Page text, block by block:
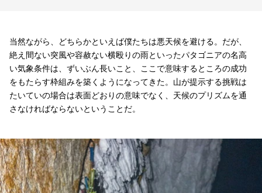
当然ながら、どちらかといえば僕たちは悪天候を避ける。だが、
絶え間ない突風や容赦ない横殴りの雨といったパタゴニアの名高
い気象条件は、ずいぶん長いこと、ここで意味するところの成功
をもたらす枠組みを築くようになってきた。山が提示する挑戦は
たいていの場合は表面どおりの意味でなく、天候のプリズムを通
さなければならないということだ。